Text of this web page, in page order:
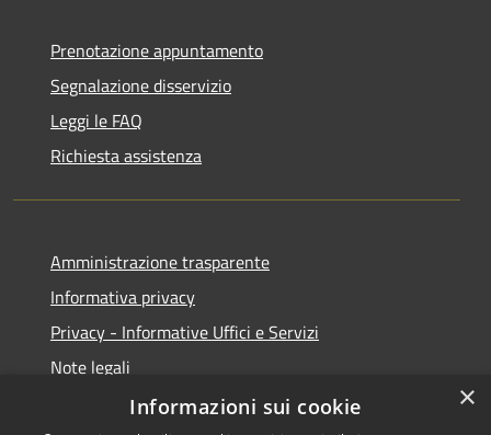
Prenotazione appuntamento
Segnalazione disservizio
Leggi le FAQ
Richiesta assistenza
Amministrazione trasparente
Informativa privacy
Privacy - Informative Uffici e Servizi
Note legali
Dichiarazione di accessibilità
×
Informazioni sui cookie